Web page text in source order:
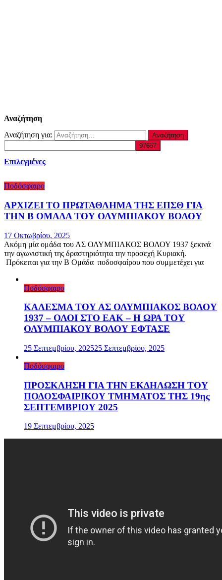
Αναζήτηση
Αναζήτηση για:
Επιλεγμένες
Ποδόσφαιρο
ΑΡΧΙΖΕΙ ΤΟ ΠΡΩΤΑΘΛΗΜΑ ΤΗΣ ΕΠΣΘ ΓΙΑ
ΤΗΝ Β ΟΜΑΔΑ ΤΟΥ ΟΛΥΜΠΙΑΚΟΥ ΒΟΛΟΥ
17 Οκτωβρίου, 2025
Ακόμη μία ομάδα του ΑΣ ΟΛΥΜΠΙΑΚΟΣ ΒΟΛΟΥ 1937 ξεκινά
την αγωνιστική της δραστηριότητα την προσεχή Κυριακή.
Πρόκειται για την Β Ομάδα ποδοσφαίρου που συμμετέχει για
Ποδόσφαιρο
ΚΑΛΕΣΜΑ ΤΟΥ ΑΣ ΟΛΥΜΠΙΑΚΟΣ ΒΟΛΟΥ
1937 – ΟΛΟΙ ΣΤΟ ΕΑΚ – Η ΩΡΑ ΤΟΥ
ΟΛΥΜΠΙΑΚΟΥ ΒΟΛΟΥ ΕΦΤΑΣΕ
25 Σεπτεμβρίου, 202525 Σεπτεμβρίου, 2025
Ποδόσφαιρο
ΠΡΟΣΚΛΗΣΗ ΓΙΑ ΤΗΝ ΕΚΔΗΛΩΣΗ ΤΟΥ
ΠΟΔΟΣΦΑΙΡΙΚΟΥ ΤΜΗΜΑΤΟΣ ΤΗΣ 19ης
ΣΕΠΤΕΜΒΡΙΟΥ 2025
19 Σεπτεμβρίου, 2025